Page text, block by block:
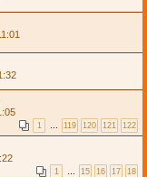
1 … 119 120 121 122
1 … 15 16 17 18